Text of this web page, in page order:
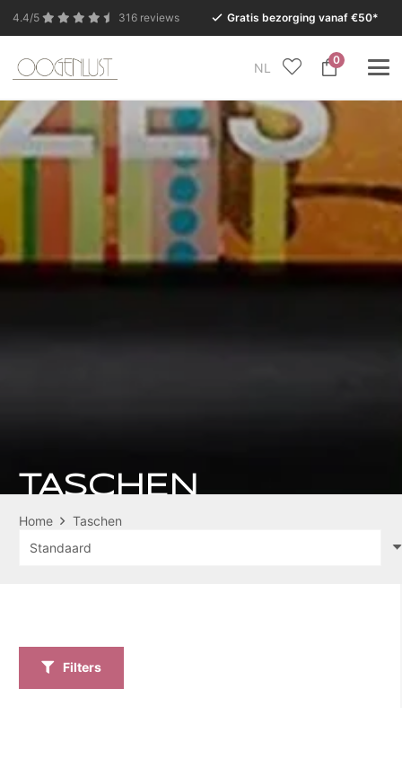
4.4/5 316 reviews Gratis bezorging vanaf €50*
NL
0
In verband met de zomervakantie is onze Conceptstore
in Eersel van maandag 27 juli t/m dinsdag 11 augustus
gesloten.
TASCHEN
Home Taschen
Filters